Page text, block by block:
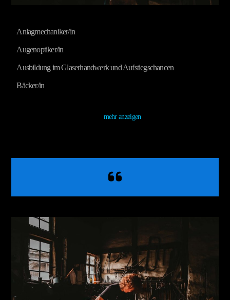
Anlagmechaniker/in
Augenoptiker/in
Ausbildung im Glaserhandwerk und Aufstiegschancen
Bäcker/in
mehr anzeigen